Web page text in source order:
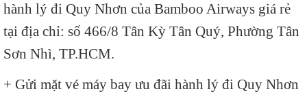
hành lý đi Quy Nhơn của Bamboo Airways giá rẻ
tại địa chỉ: số 466/8 Tân Kỳ Tân Quý, Phường Tân
Sơn Nhì, TP.HCM.
+ Gửi mặt vé máy bay ưu đãi hành lý đi Quy Nhơn